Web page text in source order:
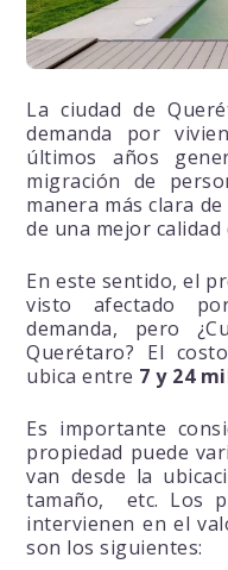
La ciudad de
demanda por
últimos años
migración de
manera más clara
de una mejor calidad
En este sentido, el
visto afectado
demanda, pero
Querétaro? El
ubica entre 7 y 24
Es importante
propiedad puede
van desde la
tamaño, etc. Los
intervienen en el
son los siguientes: